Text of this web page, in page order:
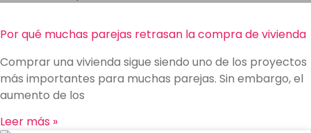
Por qué muchas parejas retrasan la compra de vivienda
Comprar una vivienda sigue siendo uno de los proyectos
más importantes para muchas parejas. Sin embargo, el
aumento de los
Leer más »